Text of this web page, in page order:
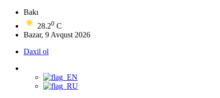
Bakı
28.20 C
Bazar, 9 Avqust 2026
Daxil ol